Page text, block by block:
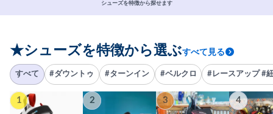
シューズを特徴から探せます
★シューズを特徴から選ぶすべて見る
すべて #ダウントゥ #ターンイン #ベルクロ #レースアップ #
1 2 3 4